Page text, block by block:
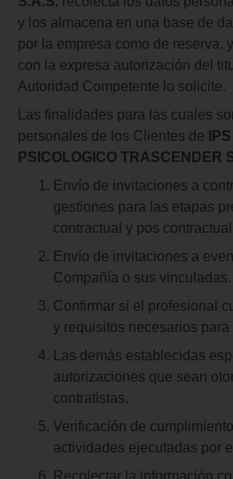
y los almacena en una base de
por la empresa como de reserva,
con la expresa autorización del
Autoridad Competente lo solicite.
Las finalidades para las cuales
personales de los Clientes de
PSICOLOGICO TRASCENDER
Envío de invitaciones a
gestiones para las etapas
contractual y pos
Envío de invitaciones a
Compañía o sus vinculadas.
Confirmar si el profesional
y requisitos necesarios
Las demás establecidas
autorizaciones que sean
contratistas.
Verificación de
actividades ejecutadas por